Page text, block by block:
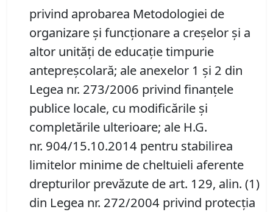
privind aprobarea Metodologiei de
organizare și funcționare a creșelor și a
altor unități de educație timpurie
antepreșcolară; ale anexelor 1 și 2 din
Legea nr. 273/2006 privind finanțele
publice locale, cu modificările și
completările ulterioare; ale H.G.
nr. 904/15.10.2014 pentru stabilirea
limitelor minime de cheltuieli aferente
drepturilor prevăzute de art. 129, alin. (1)
din Legea nr. 272/2004 privind protecția